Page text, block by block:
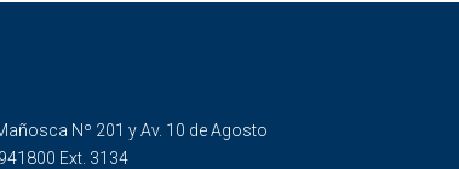
Nº 201 y Av. 10 de Agosto
Ext. 3134